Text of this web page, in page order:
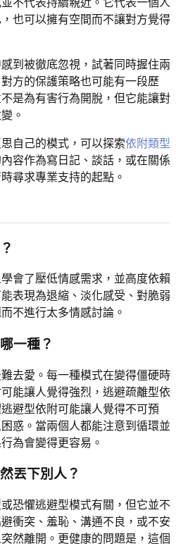
也可以擁有空間而不讓對方覺得
到被徹底忽視，試著同時握住兩
方的保護策略也可能有一段歷
是為有害行為開脫，但它能讓對
。
自己的模式，可以探索依附類型
內容作為寫日記、談話，或在關係
尋求專業支持的起點。
會了壓低情感需求，並高度依賴
表現為退縮、淡化感受、對脆弱
不進行太多情感討論。
一種？
去愛。每一種模式在變得僵硬時
能讓人覺得強烈，逃避疏離型依
避型依附可能讓人覺得不可預
惑。當兩個人都能注意到循環並
為會變得更容易。
丟下別人？
恐懼逃避型模式有關，但它並不
衝突、羞恥、溝通不良，或不安
然離開。更健康的問題是，這個